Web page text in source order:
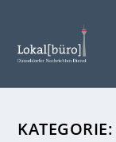
KATEGORIE: